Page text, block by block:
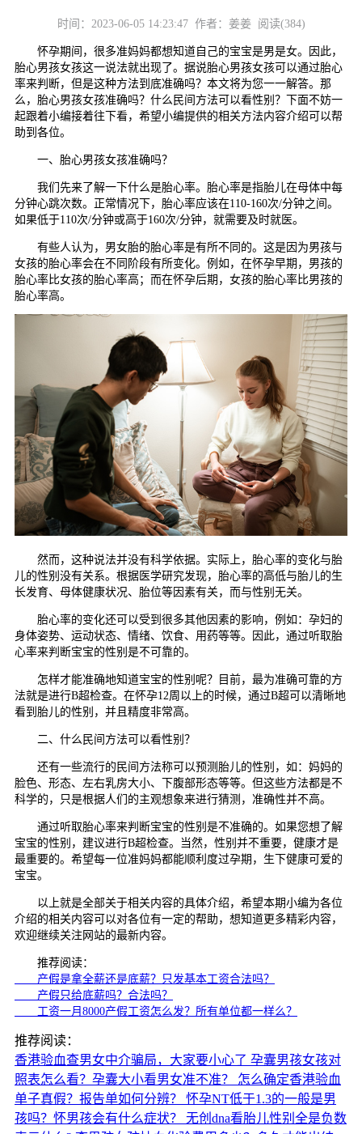
时间：2023-06-05 14:23:47 作者：姜姜 阅读(384)
怀孕期间，很多准妈妈都想知道自己的宝宝是男是女。因此，
胎心男孩女孩这一说法就出现了。据说胎心男孩女孩可以通过胎心
率来判断，但是这种方法到底准确吗？本文将为您一一解答。那
么，胎心男孩女孩准确吗？什么民间方法可以看性别？下面不妨一
起跟着小编接着往下看，希望小编提供的相关方法内容介绍可以帮
助到各位。
一、胎心男孩女孩准确吗？
我们先来了解一下什么是胎心率。胎心率是指胎儿在母体中每
分钟心跳次数。正常情况下，胎心率应该在110-160次/分钟之间。
如果低于110次/分钟或高于160次/分钟，就需要及时就医。
有些人认为，男女胎的胎心率是有所不同的。这是因为男孩与
女孩的胎心率会在不同阶段有所变化。例如，在怀孕早期，男孩的
胎心率比女孩的胎心率高；而在怀孕后期，女孩的胎心率比男孩的
胎心率高。
然而，这种说法并没有科学依据。实际上，胎心率的变化与胎
儿的性别没有关系。根据医学研究发现，胎心率的高低与胎儿的生
长发育、母体健康状况、胎位等因素有关，而与性别无关。
胎心率的变化还可以受到很多其他因素的影响，例如：孕妇的
身体姿势、运动状态、情绪、饮食、用药等等。因此，通过听取胎
心率来判断宝宝的性别是不可靠的。
怎样才能准确地知道宝宝的性别呢？目前，最为准确可靠的方
法就是进行B超检查。在怀孕12周以上的时候，通过B超可以清晰地
看到胎儿的性别，并且精度非常高。
二、什么民间方法可以看性别？
还有一些流行的民间方法称可以预测胎儿的性别，如：妈妈的
脸色、形态、左右乳房大小、下腹部形态等等。但这些方法都是不
科学的，只是根据人们的主观想象来进行猜测，准确性并不高。
通过听取胎心率来判断宝宝的性别是不准确的。如果您想了解
宝宝的性别，建议进行B超检查。当然，性别并不重要，健康才是
最重要的。希望每一位准妈妈都能顺利度过孕期，生下健康可爱的
宝宝。
以上就是全部关于相关内容的具体介绍，希望本期小编为各位
介绍的相关内容可以对各位有一定的帮助，想知道更多精彩内容，
欢迎继续关注网站的最新内容。
推荐阅读：
产假是拿全薪还是底薪？只发基本工资合法吗？
产假只给底薪吗？合法吗？
工资一月8000产假工资怎么发？所有单位都一样么？
推荐阅读：
香港验血查男女中介骗局，大家要小心了 孕囊男孩女孩对
照表怎么看？孕囊大小看男女准不准？
怎么确定香港验血
单子真假？报告单如何分辨？
怀孕NT低于1.3的一般是男
孩吗？怀男孩会有什么症状？
无创dna看胎儿性别全是负数